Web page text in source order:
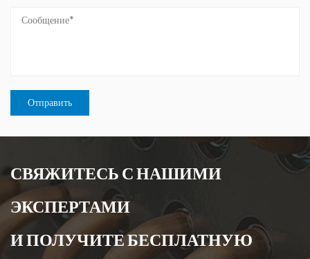
СВЯЖИТЕСЬ С НАШИМИ
ЭКСПЕРТАМИ
И ПОЛУЧИТЕ БЕСПЛАТНУЮ